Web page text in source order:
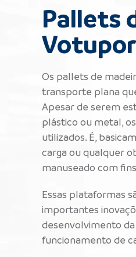
Pallets
Os pallets de
transporte plana
Apesar de serem
plástico ou metal,
utilizados. É,
carga ou qualquer
manuseado com
Essas plataformas
importantes
desenvolvimento
funcionamento de